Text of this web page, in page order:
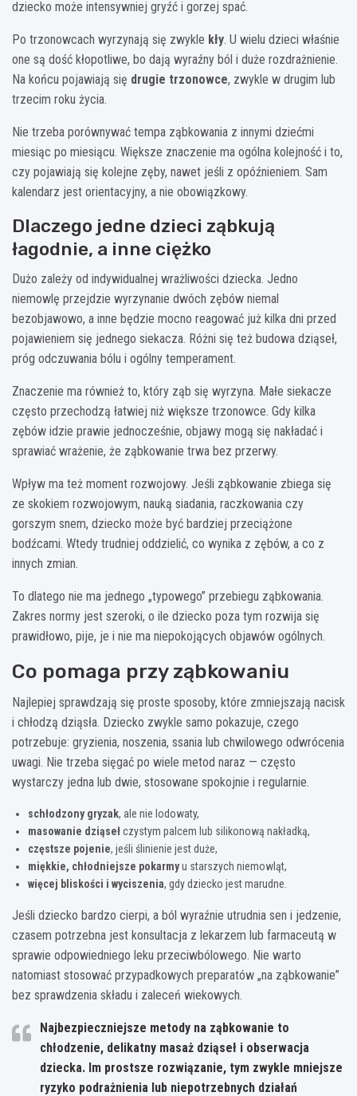
dziecko może intensywniej gryźć i gorzej spać.
Po trzonowcach wyrzynają się zwykle kły. U wielu dzieci właśnie
one są dość kłopotliwe, bo dają wyraźny ból i duże rozdrażnienie.
Na końcu pojawiają się drugie trzonowce, zwykle w drugim lub
trzecim roku życia.
Nie trzeba porównywać tempa ząbkowania z innymi dziećmi
miesiąc po miesiącu. Większe znaczenie ma ogólna kolejność i to,
czy pojawiają się kolejne zęby, nawet jeśli z opóźnieniem. Sam
kalendarz jest orientacyjny, a nie obowiązkowy.
Dlaczego jedne dzieci ząbkują
łagodnie, a inne ciężko
Dużo zależy od indywidualnej wrażliwości dziecka. Jedno
niemowlę przejdzie wyrzynanie dwóch zębów niemal
bezobjawowo, a inne będzie mocno reagować już kilka dni przed
pojawieniem się jednego siekacza. Różni się też budowa dziąseł,
próg odczuwania bólu i ogólny temperament.
Znaczenie ma również to, który ząb się wyrzyna. Małe siekacze
często przechodzą łatwiej niż większe trzonowce. Gdy kilka
zębów idzie prawie jednocześnie, objawy mogą się nakładać i
sprawiać wrażenie, że ząbkowanie trwa bez przerwy.
Wpływ ma też moment rozwojowy. Jeśli ząbkowanie zbiega się
ze skokiem rozwojowym, nauką siadania, raczkowania czy
gorszym snem, dziecko może być bardziej przeciążone
bodźcami. Wtedy trudniej oddzielić, co wynika z zębów, a co z
innych zmian.
To dlatego nie ma jednego „typowego” przebiegu ząbkowania.
Zakres normy jest szeroki, o ile dziecko poza tym rozwija się
prawidłowo, pije, je i nie ma niepokojących objawów ogólnych.
Co pomaga przy ząbkowaniu
Najlepiej sprawdzają się proste sposoby, które zmniejszają nacisk
i chłodzą dziąsła. Dziecko zwykle samo pokazuje, czego
potrzebuje: gryzienia, noszenia, ssania lub chwilowego odwrócenia
uwagi. Nie trzeba sięgać po wiele metod naraz — często
wystarczy jedna lub dwie, stosowane spokojnie i regularnie.
schłodzony gryzak, ale nie lodowaty,
masowanie dziąsełczystym palcem lub silikonową nakładką,
częstsze pojenie, jeśli ślinienie jest duże,
miękkie, chłodniejsze pokarmyu starszych niemowląt,
więcej bliskości i wyciszenia, gdy dziecko jest marudne.
Jeśli dziecko bardzo cierpi, a ból wyraźnie utrudnia sen i jedzenie,
czasem potrzebna jest konsultacja z lekarzem lub farmaceutą w
sprawie odpowiedniego leku przeciwbólowego. Nie warto
natomiast stosować przypadkowych preparatów „na ząbkowanie”
bez sprawdzenia składu i zaleceń wiekowych.
Najbezpieczniejsze metody na ząbkowanie to
chłodzenie, delikatny masaż dziąseł i obserwacja
dziecka. Im prostsze rozwiązanie, tym zwykle mniejsze
ryzyko podrażnienia lub niepotrzebnych działań